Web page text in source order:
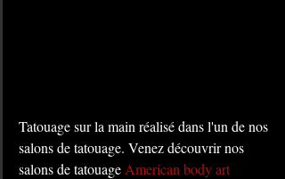
Tatouage sur la main réalisé dans l'un de nos
salons de tatouage. Venez découvrir nos
salons de tatouage American body art